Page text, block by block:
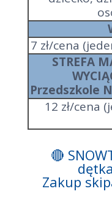
7 zł/cena
STREFA
Przedszkole
12 zł/cena
🔴
Zakup